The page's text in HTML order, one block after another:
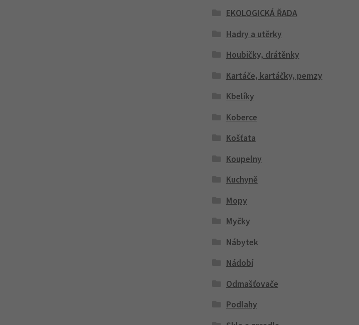
EKOLOGICKÁ ŘADA
Hadry a utěrky
Houbičky, drátěnky
Kartáče, kartáčky, pemzy
Kbelíky
Koberce
Košťata
Koupelny
Kuchyně
Mopy
Myčky
Nábytek
Nádobí
Odmašťovače
Podlahy